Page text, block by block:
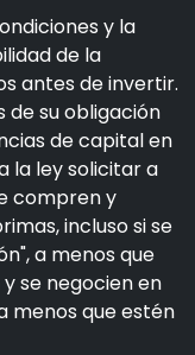
y la
de la
antes de invertir.
de su obligación
de capital en
la ley solicitar a
compren y
incluso si se
a menos que
se negocien en
menos que estén